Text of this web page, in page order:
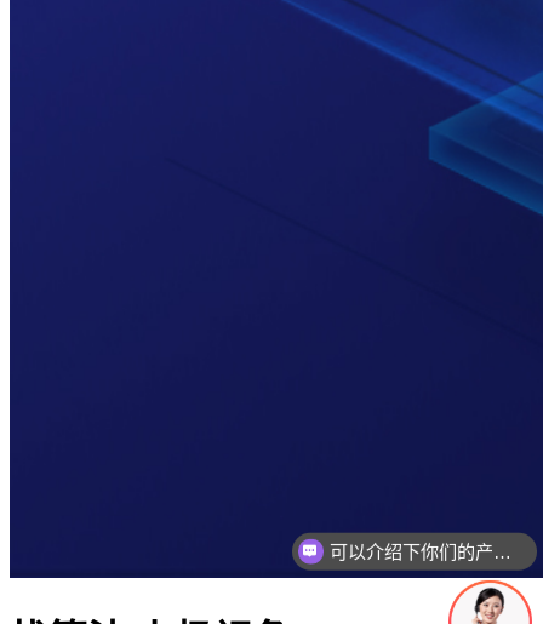
你们是怎么收费的呢